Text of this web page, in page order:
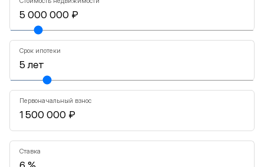
Срок ипотеки
Первоначальный взнос
Ставка